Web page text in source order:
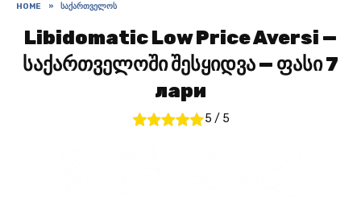
HOME » ᲡᲐᲥᲐᲠᲗᲕᲔᲚᲝᲡ
Libidomatic Low Price Aversi —
საქართველოში შესყიდვა — ფასი 7
лари
5 / 5